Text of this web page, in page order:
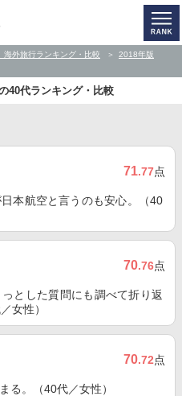
海外旅行ランキング・比較
2018年版
40代ランキング・比較
71.77点
本航空と言うのも安心。（40
70.76点
とした質問にも調べて折り返
女性）
70.72点
る。（40代／女性）